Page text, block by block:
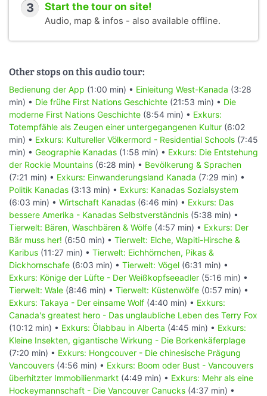
3 Start the tour on site!
Audio, map & infos - also available offline.
Other stops on this audio tour:
Bedienung der App (1:00 min) • Einleitung West-Kanada (3:28
min) • Die frühe First Nations Geschichte (21:53 min) • Die
moderne First Nations Geschichte (8:54 min) • Exkurs:
Totempfähle als Zeugen einer untergegangenen Kultur (6:02
min) • Exkurs: Kultureller Völkermord - Residential Schools (7:45
min) • Geographie Kanadas (1:58 min) • Exkurs: Die Entstehung
der Rockie Mountains (6:28 min) • Bevölkerung & Sprachen
(7:21 min) • Exkurs: Einwanderungsland Kanada (7:29 min) •
Politik Kanadas (3:13 min) • Exkurs: Kanadas Sozialsystem
(6:03 min) • Wirtschaft Kanadas (6:46 min) • Exkurs: Das
bessere Amerika - Kanadas Selbstverständnis (5:38 min) •
Tierwelt: Bären, Waschbären & Wölfe (4:57 min) • Exkurs: Der
Bär muss her! (6:50 min) • Tierwelt: Elche, Wapiti-Hirsche &
Karibus (11:27 min) • Tierwelt: Eichhörnchen, Pikas &
Dickhornschafe (6:03 min) • Tierwelt: Vögel (6:31 min) •
Exkurs: Könige der Lüfte - Der Weißkopfseeadler (5:16 min) •
Tierwelt: Wale (8:46 min) • Tierwelt: Küstenwölfe (0:57 min) •
Exkurs: Takaya - Der einsame Wolf (4:40 min) • Exkurs:
Canada's greatest hero - Das unglaubliche Leben des Terry Fox
(10:12 min) • Exkurs: Ölabbau in Alberta (4:45 min) • Exkurs:
Kleine Insekten, gigantische Wirkung - Die Borkenkäferplage
(7:20 min) • Exkurs: Hongcouver - Die chinesische Prägung
Vancouvers (4:56 min) • Exkurs: Boom oder Bust - Vancouvers
überhitzter Immobilienmarkt (4:49 min) • Exkurs: Mehr als eine
Hockeymannschaft - Die Vancouver Canucks (4:37 min) •